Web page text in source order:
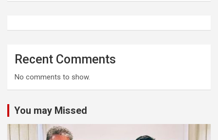
Recent Comments
No comments to show.
You may Missed